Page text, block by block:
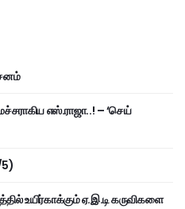
எஸ்.ராஜா..! – ‘செய்
5)
உயிர்காக்கும் ஏ.இ.டி கருவிகளை